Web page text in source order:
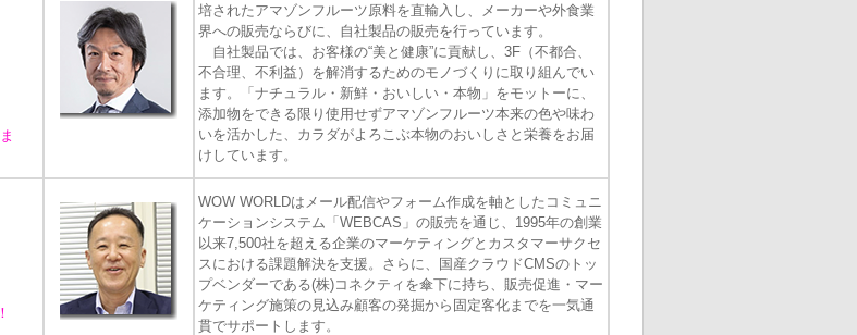
培されたアマゾンフルーツ原料を直輸入し、メーカーや外食業
界への販売ならびに、自社製品の販売を行っています。
自社製品では、お客様の“美と健康”に貢献し、3F（不都合、
不合理、不利益）を解消するためのモノづくりに取り組んでい
ます。「ナチュラル・新鮮・おいしい・本物」をモットーに、
添加物をできる限り使用せずアマゾンフルーツ本来の色や味わ
いを活かした、カラダがよろこぶ本物のおいしさと栄養をお届
けしています。
WOW WORLDはメール配信やフォーム作成を軸としたコミュニ
ケーションシステム「WEBCAS」の販売を通じ、1995年の創業
以来7,500社を超える企業のマーケティングとカスタマーサクセ
スにおける課題解決を支援。さらに、国産クラウドCMSのトッ
プベンダーである(株)コネクティを傘下に持ち、販売促進・マー
ケティング施策の見込み顧客の発掘から固定客化までを一気通
貫でサポートします。